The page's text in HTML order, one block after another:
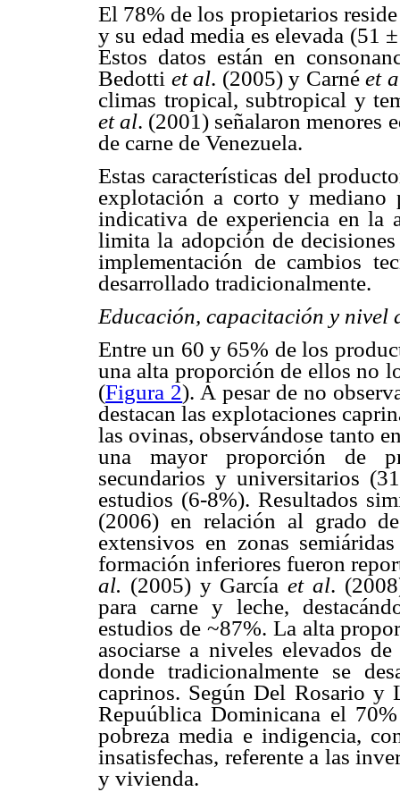
El 78% de los propietarios
y su edad media es elevada (51
Estos datos están en
Bedotti et al. (2005) y Carné et
climas tropical, subtropical y
et al. (2001) señalaron menores
de carne de Venezuela.
Estas características del
explotación a corto y mediano
indicativa de experiencia en la
limita la adopción de
implementación de cambios
desarrollado tradicionalmente.
Educación, capacitación y nivel
Entre un 60 y 65% de los
una alta proporción de ellos no
(Figura 2). A pesar de no
destacan las explotaciones
las ovinas, observándose tanto
una mayor proporción de
secundarios y universitarios
estudios (6-8%). Resultados
(2006) en relación al grado
extensivos en zonas
formación inferiores fueron
al. (2005) y García et al.
para carne y leche,
estudios de ~87%. La alta
asociarse a niveles elevados
donde tradicionalmente se
caprinos. Según Del Rosario y
Repuública Dominicana el
pobreza media e indigencia,
insatisfechas, referente a las
y vivienda.